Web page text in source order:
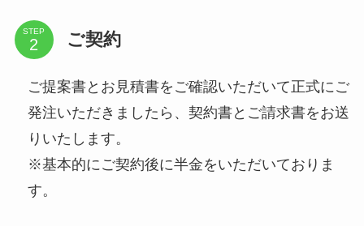
STEP ご契約
ご提案書とお見積書をご確認いただいて正式にご
発注いただきましたら、契約書とご請求書をお送
りいたします。
※基本的にご契約後に半金をいただいておりま
す。